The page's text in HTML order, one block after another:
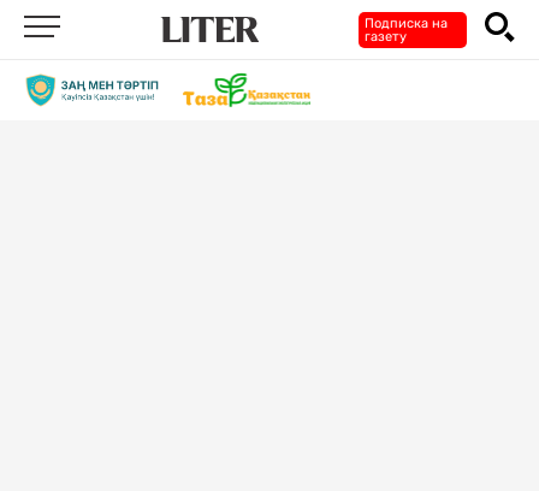
Подписка на
газету